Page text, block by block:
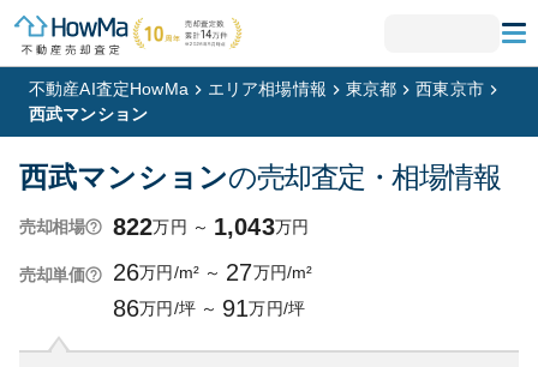
不動産AI査定HowMa エリア相場情報 東京都
西東京市
西武マンション
西武マンションの売却査定・相場情報
売却相場 822万円 ～ 1,043万円
売却単価 26万円/m² ～ 27万円/m²
86万円/坪 ～ 91万円/坪